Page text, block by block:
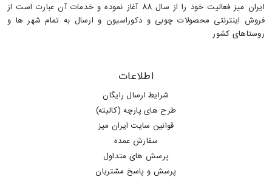
ایران میز فعالیت خود را از سال 88 آغاز نموده و خدمات آن عبارت است از
فروش اینترنتی محصولات چوبی و دکوراسیون و ارسال به تمام شهر ها و
روستاهای کشور
اطلاعات
شرایط ارسال رایگان
طرح های پارچه (کالیته)
قوانین سایت ایران میز
سفارش عمده
پرسش های متداول
پرسش و پاسخ مشتریان